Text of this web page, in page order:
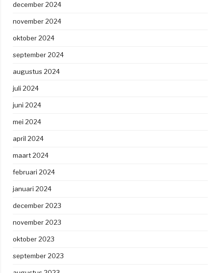
december 2024
november 2024
oktober 2024
september 2024
augustus 2024
juli 2024
juni 2024
mei 2024
april 2024
maart 2024
februari 2024
januari 2024
december 2023
november 2023
oktober 2023
september 2023